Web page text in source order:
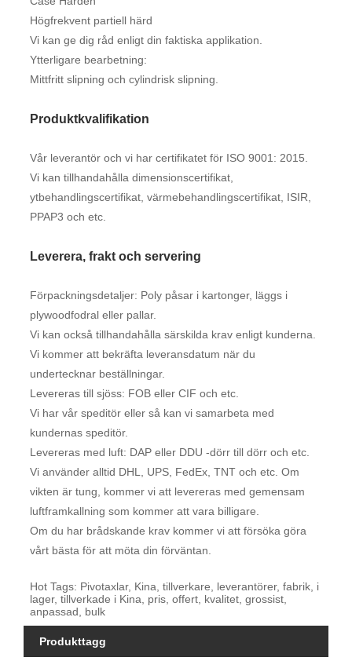
Högfrekvent partiell härd
Vi kan ge dig råd enligt din faktiska applikation.
Ytterligare bearbetning:
Mittfritt slipning och cylindrisk slipning.
Produktkvalifikation
Vår leverantör och vi har certifikatet för ISO 9001: 2015.
Vi kan tillhandahålla dimensionscertifikat,
ytbehandlingscertifikat, värmebehandlingscertifikat, ISIR,
PPAP3 och etc.
Leverera, frakt och servering
Förpackningsdetaljer: Poly påsar i kartonger, läggs i
plywoodfodral eller pallar.
Vi kan också tillhandahålla särskilda krav enligt kunderna.
Vi kommer att bekräfta leveransdatum när du
undertecknar beställningar.
Levereras till sjöss: FOB eller CIF och etc.
Vi har vår speditör eller så kan vi samarbeta med
kundernas speditör.
Levereras med luft: DAP eller DDU -dörr till dörr och etc.
Vi använder alltid DHL, UPS, FedEx, TNT och etc. Om
vikten är tung, kommer vi att levereras med gemensam
luftframkallning som kommer att vara billigare.
Om du har brådskande krav kommer vi att försöka göra
vårt bästa för att möta din förväntan.
Hot Tags: Pivotaxlar, Kina, tillverkare, leverantörer, fabrik, i
lager, tillverkade i Kina, pris, offert, kvalitet, grossist,
anpassad, bulk
Produkttagg